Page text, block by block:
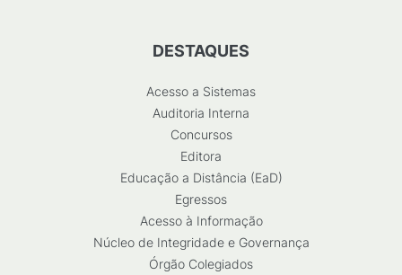
DESTAQUES
Acesso a Sistemas
Auditoria Interna
Concursos
Editora
Educação a Distância (EaD)
Egressos
Acesso à Informação
Núcleo de Integridade e Governança
Órgão Colegiados